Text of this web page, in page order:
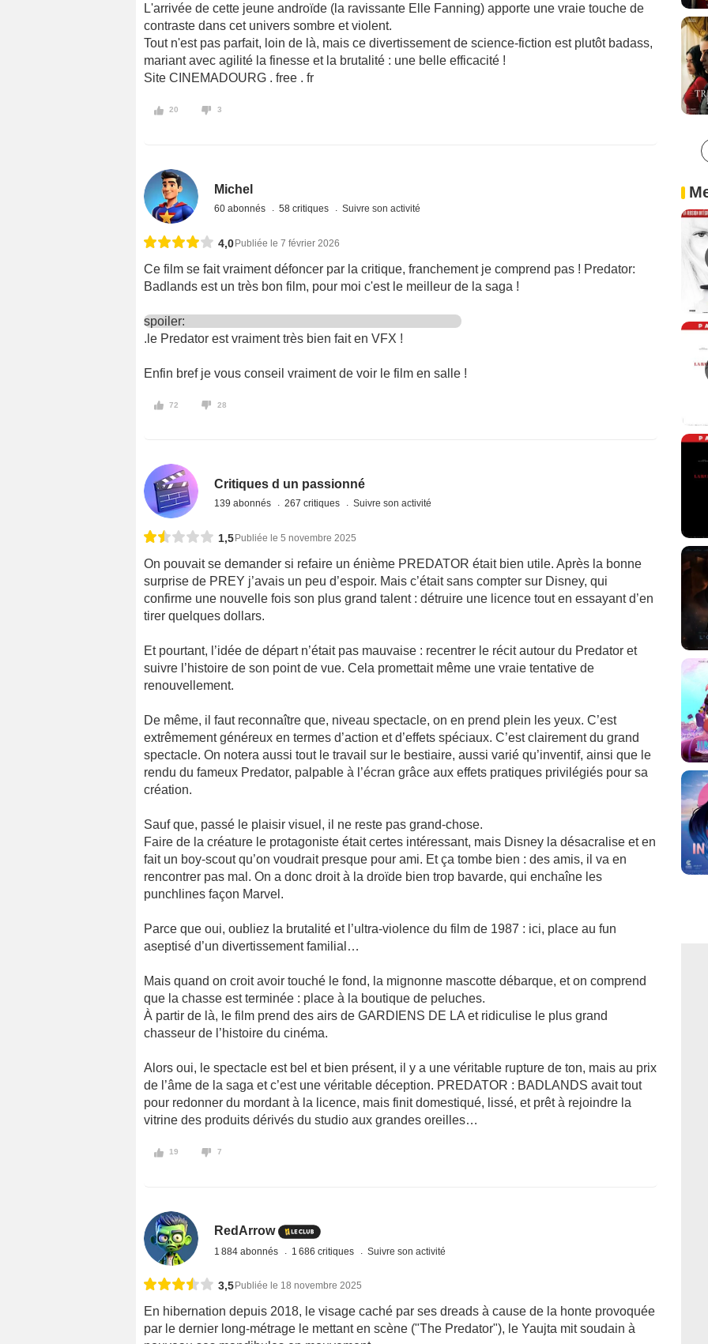
L'arrivée de cette jeune androïde (la ravissante Elle Fanning) apporte une vraie touche de
contraste dans cet univers sombre et violent.
Tout n'est pas parfait, loin de là, mais ce divertissement de science-fiction est plutôt badass,
mariant avec agilité la finesse et la brutalité : une belle efficacité !
Site CINEMADOURG . free . fr
20 3
Michel
60 abonnés 58 critiques Suivre son activité
4,0Publiée le 7 février 2026
Ce film se fait vraiment défoncer par la critique, franchement je comprend pas ! Predator:
Badlands est un très bon film, pour moi c'est le meilleur de la saga !
spoiler:
.le Predator est vraiment très bien fait en VFX !
Enfin bref je vous conseil vraiment de voir le film en salle !
72 28
Critiques d un passionné
139 abonnés 267 critiques Suivre son activité
1,5 Publiée le 5 novembre 2025
On pouvait se demander si refaire un énième PREDATOR était bien utile. Après la bonne
surprise de PREY j’avais un peu d’espoir. Mais c’était sans compter sur Disney, qui
confirme une nouvelle fois son plus grand talent : détruire une licence tout en essayant d’en
tirer quelques dollars.
Et pourtant, l’idée de départ n’était pas mauvaise : recentrer le récit autour du Predator et
suivre l’histoire de son point de vue. Cela promettait même une vraie tentative de
renouvellement.
De même, il faut reconnaître que, niveau spectacle, on en prend plein les yeux. C’est
extrêmement généreux en termes d’action et d’effets spéciaux. C’est clairement du grand
spectacle. On notera aussi tout le travail sur le bestiaire, aussi varié qu’inventif, ainsi que le
rendu du fameux Predator, palpable à l’écran grâce aux effets pratiques privilégiés pour sa
création.
Sauf que, passé le plaisir visuel, il ne reste pas grand-chose.
Faire de la créature le protagoniste était certes intéressant, mais Disney la désacralise et en
fait un boy-scout qu’on voudrait presque pour ami. Et ça tombe bien : des amis, il va en
rencontrer pas mal. On a donc droit à la droïde bien trop bavarde, qui enchaîne les
punchlines façon Marvel.
Parce que oui, oubliez la brutalité et l’ultra-violence du film de 1987 : ici, place au fun
aseptisé d’un divertissement familial…
Mais quand on croit avoir touché le fond, la mignonne mascotte débarque, et on comprend
que la chasse est terminée : place à la boutique de peluches.
À partir de là, le film prend des airs de GARDIENS DE LA et ridiculise le plus grand
chasseur de l’histoire du cinéma.
Alors oui, le spectacle est bel et bien présent, il y a une véritable rupture de ton, mais au prix
de l’âme de la saga et c’est une véritable déception. PREDATOR : BADLANDS avait tout
pour redonner du mordant à la licence, mais finit domestiqué, lissé, et prêt à rejoindre la
vitrine des produits dérivés du studio aux grandes oreilles…
19 7
RedArrow
1 884 abonnés 1 686 critiques Suivre son activité
3,5 Publiée le 18 novembre 2025
En hibernation depuis 2018, le visage caché par ses dreads à cause de la honte provoquée
par le dernier long-métrage le mettant en scène ("The Predator"), le Yaujta mit soudain à